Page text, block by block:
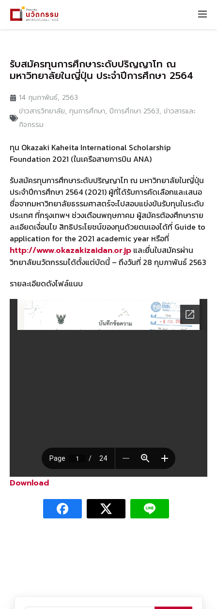
รับสมัครทุนการศึกษาระดับปริญญาโท ณ
มหาวิทยาลัยในญี่ปุ่น ประจำปีการศึกษา 2564
14 กุมภาพันธ์, 2563
ข่าวสารวิทยาลัย, ทุนการศึกษา, ปีการศึกษา 2563, ข่าวสารและ
กิจกรรม
ทุน Okazaki Kaheita International Scholarship
Foundation 2021 (ในเครือสายการบิน ANA)
รับสมัครทุนการศึกษาระดับปริญญาโท ณ มหาวิทยาลัยในญี่ปุ่น
ประจำปีการศึกษา 2564 (2021) ผู้ที่ได้รับการคัดเลือกและเสนอ
ชื่อจากมหาวิทยาลัยธรรมศาสตร์จะไปสอบแข่งขันรับทุนในระดับ
ประเทศ ที่กรุงเทพฯ ช่วงเดือนพฤษภาคม ผู้สมัครต้องศึกษาราย
ละเอียดเงื่อนไข สิทธิประโยชน์ของทุนด้วยตนเองได้ที่ Guide to
application for the 2021 academic year หรือที่
http://www.okazakizaidan.or.jp และยื่นใบสมัครผ่าน
วิทยาลัยนวัตกรรมได้ตั้งแต่บัดนี้ – ถึงวันที่ 28 กุมภาพันธ์ 2563
รายละเอียดดังไฟล์แนบ
Download